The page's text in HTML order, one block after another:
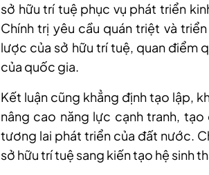
sở hữu trí tuệ phục vụ phát triển
Chính trị yêu cầu quán triệt và
lược của sở hữu trí tuệ, quan điểm
của quốc gia.
Kết luận cũng khẳng định tạo lập,
nâng cao năng lực cạnh tranh,
tương lai phát triển của đất nước.
sở hữu trí tuệ sang kiến tạo hệ sinh